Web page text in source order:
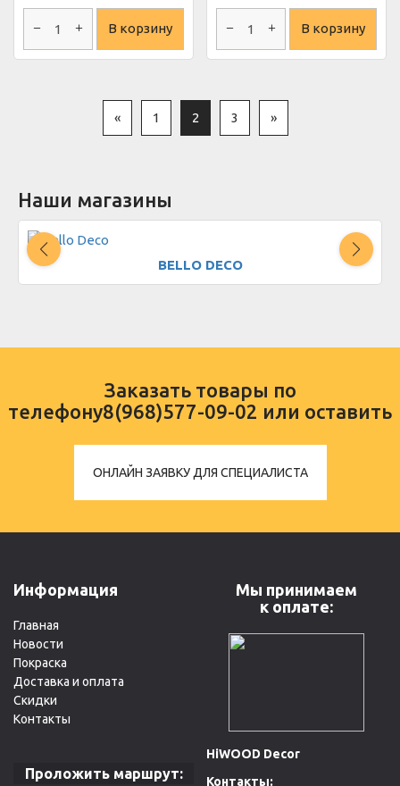
В корзину В корзину
« 1 2 3 »
Наши магазины
BELLO DECO
Заказать товары по
телефону8(968)577-09-02 или оставить
ОНЛАЙН ЗАЯВКУ ДЛЯ СПЕЦИАЛИСТА
Информация
Главная
Новости
Покраска
Доставка и оплата
Скидки
Контакты
Мы принимаем
к оплате:
Проложить маршрут:
HiWOOD Decor
Контакты: